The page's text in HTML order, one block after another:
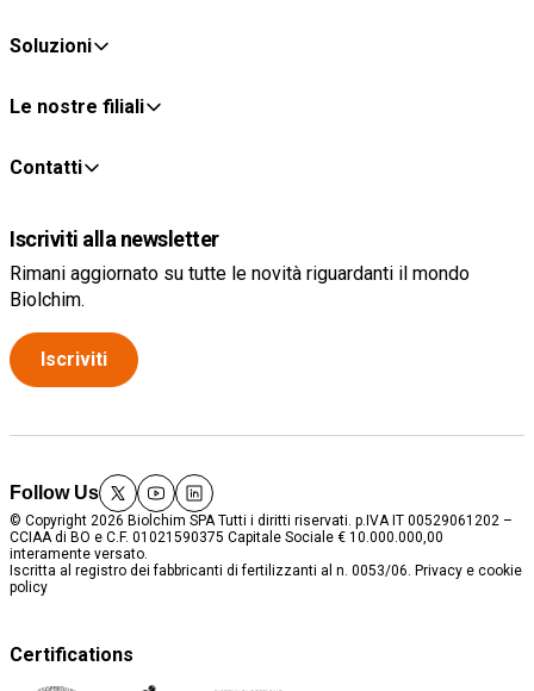
Soluzioni
Le nostre filiali
Contatti
Iscriviti alla newsletter
Rimani aggiornato su tutte le novità riguardanti il mondo
Biolchim.
Iscriviti
Follow Us
twitteryoutube
linkedin
© Copyright 2026 Biolchim SPA Tutti i diritti riservati. p.IVA IT 00529061202 –
CCIAA di BO e C.F. 01021590375 Capitale Sociale € 10.000.000,00
interamente versato.
Iscritta al registro dei fabbricanti di fertilizzanti al n. 0053/06. Privacy e cookie
policy
Certifications